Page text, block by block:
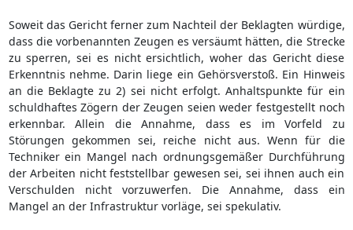
Soweit das Gericht ferner zum Nachteil der Beklagten würdige,
dass die vorbenannten Zeugen es versäumt hätten, die Strecke
zu sperren, sei es nicht ersichtlich, woher das Gericht diese
Erkenntnis nehme. Darin liege ein Gehörsverstoß. Ein Hinweis
an die Beklagte zu 2) sei nicht erfolgt. Anhaltspunkte für ein
schuldhaftes Zögern der Zeugen seien weder festgestellt noch
erkennbar. Allein die Annahme, dass es im Vorfeld zu
Störungen gekommen sei, reiche nicht aus. Wenn für die
Techniker ein Mangel nach ordnungsgemäßer Durchführung
der Arbeiten nicht feststellbar gewesen sei, sei ihnen auch ein
Verschulden nicht vorzuwerfen. Die Annahme, dass ein
Mangel an der Infrastruktur vorläge, sei spekulativ.